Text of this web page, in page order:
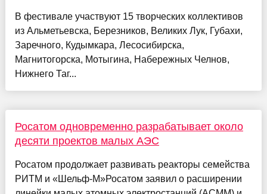
В фестивале участвуют 15 творческих коллективов
из Альметьевска, Березников, Великих Лук, Губахи,
Заречного, Кудымкара, Лесосибирска,
Магнитогорска, Мотыгина, Набережных Челнов,
Нижнего Таг...
Росатом одновременно разрабатывает около
десяти проектов малых АЭС
Росатом продолжает развивать реакторы семейства
РИТМ и «Шельф-М»Росатом заявил о расширении